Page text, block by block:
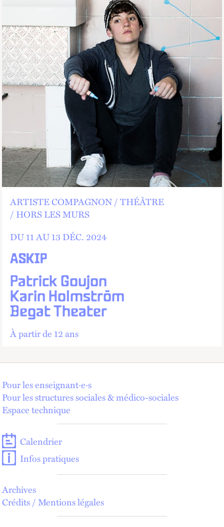
ASKIP
Patrick Goujon
Karin Holmström
Begat Theater
ARTISTE COMPAGNON THÉÂTRE
HORS LES MURS
DU 11 AU13 DÉC. 2024
À partir de 12 ans
Pour les enseignant·e·s
Pour les structures sociales & médico-sociales
Espace technique
Calendrier
Infos pratiques
Archives
Crédits / Mentions légales